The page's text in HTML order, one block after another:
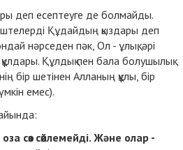
деп есептеуге де болмайды.
Құдайдың қыздары деп
нәрседен пәк, Ол - ұлық, әрі
Құлдық пен бала болушылық
бір шетінен Алланың құлы, бір
емес).
сөз сөйлемейді. Және олар -